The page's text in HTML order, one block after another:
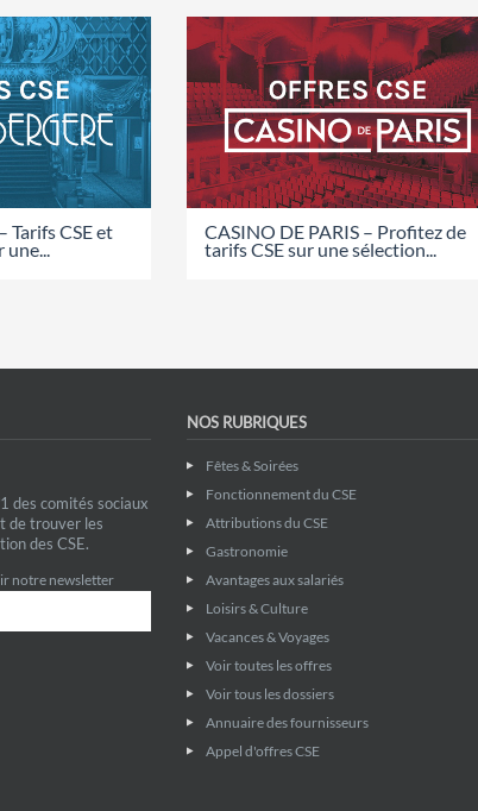
Tarifs CSE et
une...
CASINO DE PARIS – Profitez de
tarifs CSE sur une sélection...
des comités sociaux
de trouver les
des CSE.
notre newsletter
NOS RUBRIQUES
Fêtes & Soirées
Fonctionnement du CSE
Attributions du CSE
Gastronomie
Avantages aux salariés
Loisirs & Culture
Vacances & Voyages
Voir toutes les offres
Voir tous les dossiers
Annuaire des fournisseurs
Appel d'offres CSE